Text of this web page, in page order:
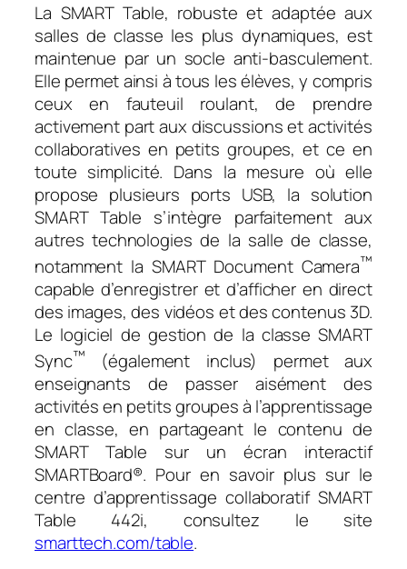
La SMART Table, robuste et adaptée aux
salles de classe les plus dynamiques, est
maintenue par un socle anti-basculement.
Elle permet ainsi à tous les élèves, y compris
ceux en fauteuil roulant, de prendre
activement part aux discussions et activités
collaboratives en petits groupes, et ce en
toute simplicité. Dans la mesure où elle
propose plusieurs ports USB, la solution
SMART Table s’intègre parfaitement aux
autres technologies de la salle de classe,
notamment la SMART Document Camera™
capable d’enregistrer et d’afficher en direct
des images, des vidéos et des contenus 3D.
Le logiciel de gestion de la classe SMART
Sync™
(également inclus) permet aux
enseignants de passer aisément des
activités en petits groupes à l’apprentissage
en classe, en partageant le contenu de
SMART Table sur un écran interactif
SMARTBoard®. Pour en savoir plus sur le
centre d’apprentissage collaboratif SMART
Table 442i, consultez le site
smarttech.com/table.